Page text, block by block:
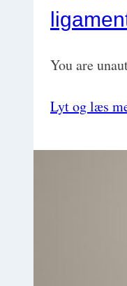
You are
Lyt og læs